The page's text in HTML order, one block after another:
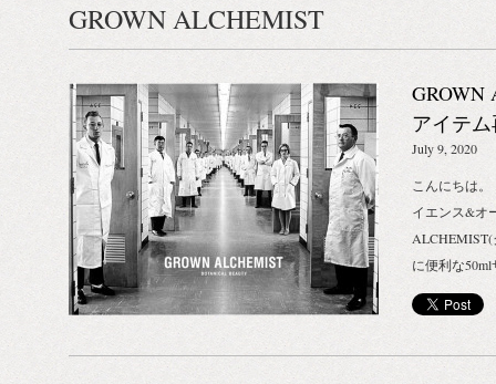
GROWN ALCHEMIST
GROWN
アイテ
知らせ
July 9, 2020
こんにちは
イエンス&オ
に便利な
となったハ
アイテム各
合したジェ